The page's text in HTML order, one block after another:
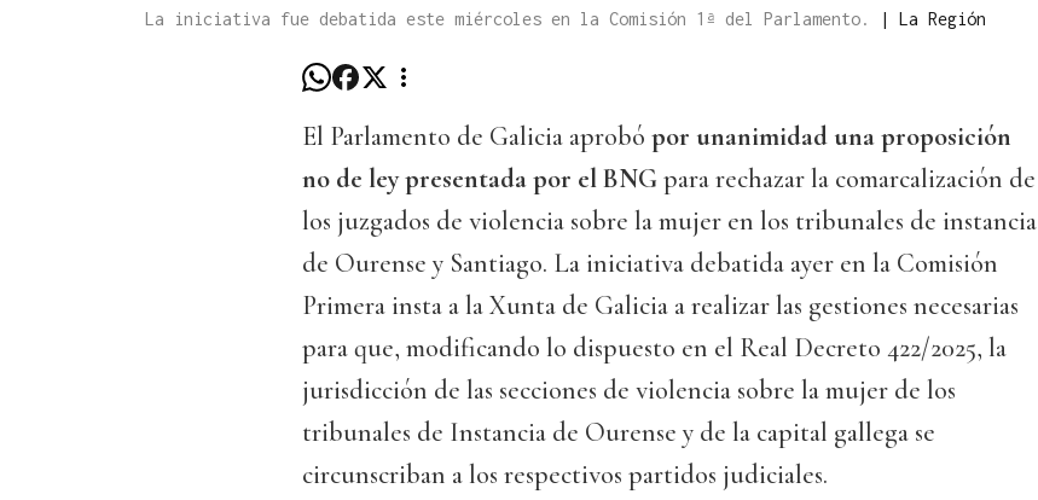
La iniciativa fue debatida este miércoles en la Comisión 1ª del Parlamento. | La Región
El Parlamento de Galicia aprobó por unanimidad una proposición
no de ley presentada por el BNG para rechazar la comarcalización de
los juzgados de violencia sobre la mujer en los tribunales de instancia
de Ourense y Santiago. La iniciativa debatida ayer en la Comisión
Primera insta a la Xunta de Galicia a realizar las gestiones necesarias
para que, modificando lo dispuesto en el Real Decreto 422/2025, la
jurisdicción de las secciones de violencia sobre la mujer de los
tribunales de Instancia de Ourense y de la capital gallega se
circunscriban a los respectivos partidos judiciales.